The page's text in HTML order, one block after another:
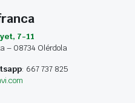
7-11
– 08734 Olérdola
: 667 737 825